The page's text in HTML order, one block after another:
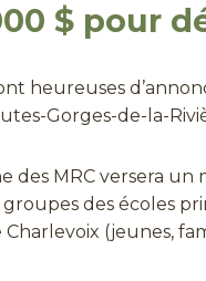
$ pour
heureuses
Gorges-de-la-
des MRC versera
des écoles
(jeunes,